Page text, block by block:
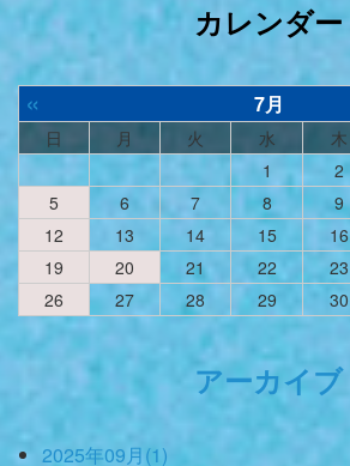
カレンダー
« 7月
日 月 火 水 木
1
2
5
6 7 8 9
12
13 14 15 16
19
20 21 22 23
26
27 28 29 30
アーカイブ
2025年09月(1)